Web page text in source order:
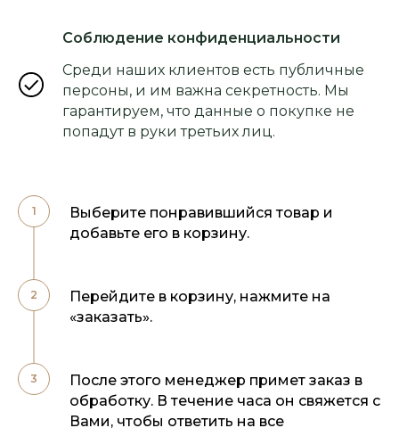
Соблюдение конфиденциальности
Среди наших клиентов есть публичные
персоны, и им важна секретность. Мы
гарантируем, что данные о покупке не
попадут в руки третьих лиц.
Выберите понравившийся товар и
добавьте его в корзину.
Перейдите в корзину, нажмите на
«заказать».
После этого менеджер примет заказ в
обработку. В течение часа он свяжется с
Вами, чтобы ответить на все